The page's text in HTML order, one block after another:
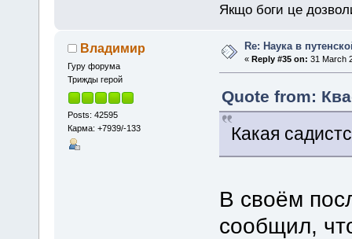
Якщо боги це
Владимир
Гуру форума
Трижды герой
Posts: 42595
Карма: +7939/-133
Re: Наука в
«Reply #35 on: 31 March
Quote from:
Какая
В своём
сообщил,